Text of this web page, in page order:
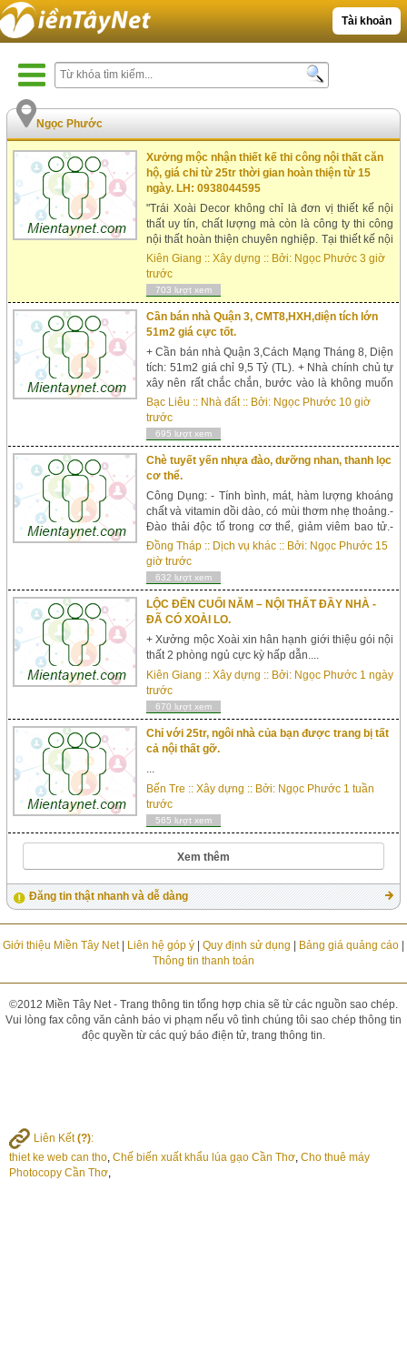
Tài khoản
Ngọc Phước
Xưởng mộc nhận thiết kế thi công nội thất căn
hộ, giá chỉ từ 25tr thời gian hoàn thiện từ 15
ngày. LH: 0938044595
"Trái Xoài Decor không chỉ là đơn vị thiết kế nội
thất uy tín, chất lượng mà còn là công ty thi công
nội thất hoàn thiện chuyên nghiệp. Tại thiết kế nội
thất Trái Xoài Decor, những mẫu sản phẩm
đều mang tính ứng dụng cao, đảm bảo sự tiện
nghi, bắt mắt, sẽ mang lại nhiều giá trị cho ng...
Kiên Giang ::Xây dựng :: Bởi: Ngọc Phước 3 giờ
trước
703 lượt xem
Cần bán nhà Quận 3, CMT8,HXH,diện tích lớn
51m2 giá cực tốt.
+ Cần bán nhà Quận 3,Cách Mạng Tháng 8, Diện
tích: 51m2 giá chỉ 9,5 Tỷ (TL). + Nhà chính chủ tự
xây nên rất chắc chắn, bước vào là không muốn
bước ra. Xung quanh cực kỳ yên tĩnh, hàng xóm
thân thiện... + Kết cấu: 1 trệt 2 lầu + 2 sân thượng
trước sau, mái bằng và toàn bộ sàn đúc BTCT cực
chắn chắn. Với 3PN + ...
Bạc Liêu :: Nhà đất:: Bởi: Ngọc Phước 10 giờ
trước
695 lượt xem
Chè tuyết yến nhựa đào, dưỡng nhan, thanh lọc
cơ thể.
Công Dụng: - Tính bình, mát, hàm lượng khoáng
chất và vitamin dồi dào, có mùi thơm nhẹ thoảng.-
Đào thải độc tố trong cơ thể, giảm viêm bao tử.-
Phụ nữ sau sinh giúp phục hồi tử cung và phần
phụ.- Hỗ trợ điều trị đái tháo đường.- Mùa hè
giảm nhiệt, tiếp năng lượng rất tốt.- Giảm
cholesterol trong máu.- Giảm...
Đồng Tháp :: Dịch vụ khác :: Bởi: Ngọc Phước 15
giờ trước
632 lượt xem
LỘC ĐẾN CUỐI NĂM – NỘI THẤT ĐẦY NHÀ -
ĐÃ CÓ XOÀI LO.
+ Xưởng mộc Xoài xin hân hạnh giới thiệu gói nội
thất 2 phòng ngủ cực kỳ hấp dẫn....
Kiên Giang ::Xây dựng :: Bởi: Ngọc Phước 1 ngày
trước
670 lượt xem
Chỉ với 25tr, ngôi nhà của bạn được trang bị tất
cả nội thất gỡ.
...
Bến Tre ::Xây dựng :: Bởi: Ngọc Phước 1 tuần
trước
565 lượt xem
Xem thêm
Đăng tin thật nhanh và dễ dàng
Giới thiệu Miền Tây Net| Liên hệ góp ý| Quy định sử dụng Bảng giá quảng cáo|
Thông tin thanh toán
©2012 Miền Tây Net - Trang thông tin tổng hợp chia sẽ từ các nguồn sao chép.
Vui lòng fax công văn cảnh báo vi phạm nếu vô tình chúng tôi sao chép thông tin
độc quyền từ các quý báo điện tử, trang thông tin.
Liên Kết(?):
thiet ke web can tho, Chế biến xuất khẩu lúa gạo Cần Thơ, Cho thuê máy
Photocopy Cần Thơ,